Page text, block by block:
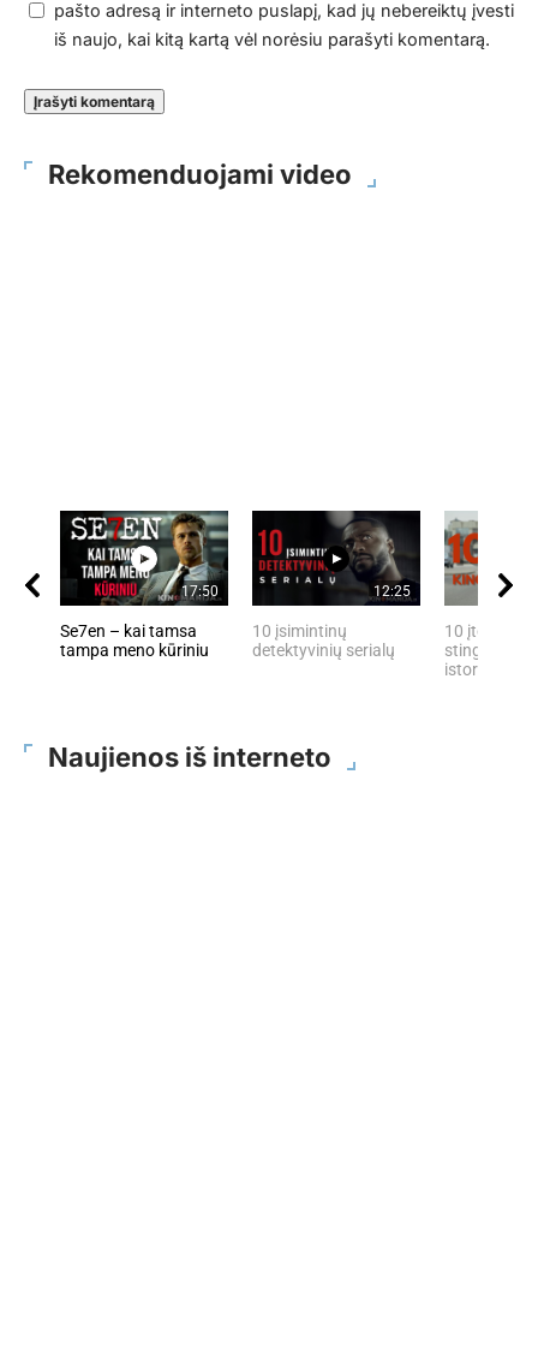
pašto adresą ir interneto puslapį, kad jų nebereiktų įvesti
iš naujo, kai kitą kartą vėl norėsiu parašyti komentarą.
Rekomenduojami video
17:50
Se7en – kai tamsa
tampa meno kūriniu
12:25
10 įsimintinų
detektyvinių serialų
10 įtemptų,
stingdančių
istorijų
Naujienos iš interneto